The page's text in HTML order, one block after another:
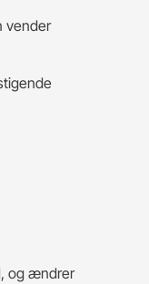
vender
og ændrer